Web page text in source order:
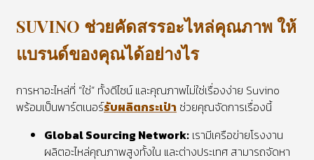
SUVINO ช่วยคัดสรรอะไหล่คุณภาพ ให้
แบรนด์ของคุณได้อย่างไร
การหาอะไหล่ที่ “ใช่” ทั้งดีไซน์ และคุณภาพไม่ใช่เรื่องง่าย Suvino
พร้อมเป็นพาร์ตเนอร์รับผลิตกระเป๋า ช่วยคุณจัดการเรื่องนี้
Global Sourcing Network: เรามีเครือข่ายโรงงาน
ผลิตอะไหล่คุณภาพสูงทั้งใน และต่างประเทศ สามารถจัดหา